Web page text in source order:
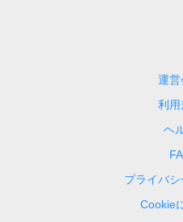
運営
利用
ヘ
プライバ
Cookie